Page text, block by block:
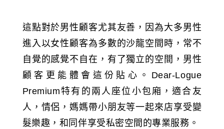
這點對於男性顧客尤其友善，因為大多男性
進入以女性顧客為多數的沙龍空間時，常不
自覺的感覺不自在，有了獨立的空間，男性
顧客更能體會這份貼心。Dear-Logue
Premium特有的兩人座位小包廂，適合友
人，情侶，媽媽帶小朋友等一起來店享受變
髮樂趣，和同伴享受私密空間的專業服務。